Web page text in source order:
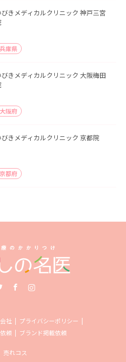
びきメディカルクリニック 神戸三宮
兵庫県
びきメディカルクリニック 大阪梅田
大阪府
びきメディカルクリニック 京都院
京都府
社
プライバシーポリシー
頼
ブランド掲載依頼
売れコス